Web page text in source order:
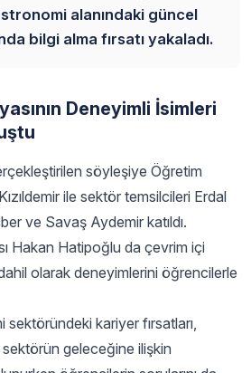
alanındaki güncel
bilgi alma fırsatı yakaladı.
Deneyimli İsimleri
söyleşiye Öğretim
ile sektör temsilcileri Erdal
ve Savaş Aydemir katıldı.
Hakan Hatipoğlu da çevrim içi
olarak deneyimlerini öğrencilerle
sektöründeki kariyer fırsatları,
geleceğine ilişkin